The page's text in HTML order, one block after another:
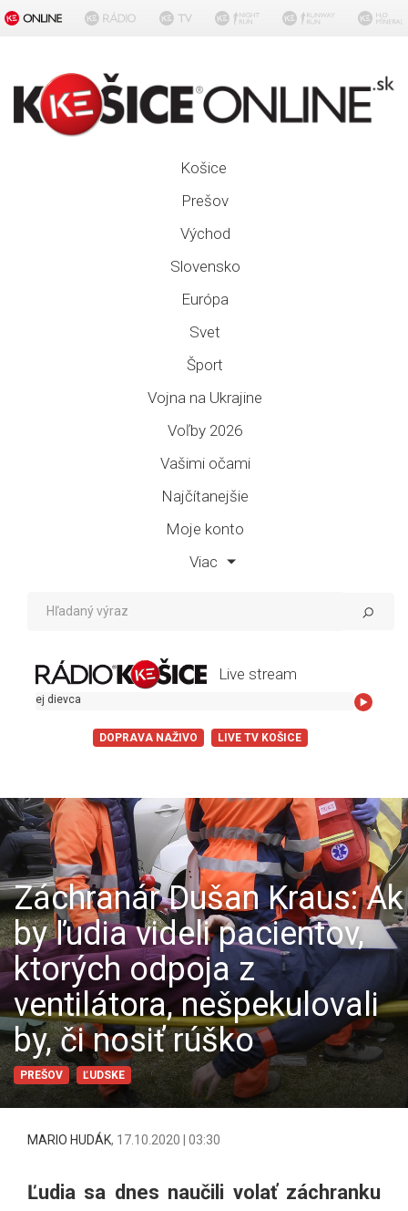
Košice
Prešov
Východ
Slovensko
Európa
Svet
Šport
Vojna na Ukrajine
Voľby 2026
Vašimi očami
Najčítanejšie
Moje konto
Viac
Live stream
Bystrik - Hej
DOPRAVA NAŽIVO LIVE TV KOŠICE
Záchranár Dušan Kraus: Ak
by ľudia videli pacientov,
ktorých odpoja z
ventilátora, nešpekulovali
by, či nosiť rúško
PREŠOV ĽUDSKE
MARIO HUDÁK, 17.10.2020 | 03:30
Ľudia sa dnes naučili volať záchranku